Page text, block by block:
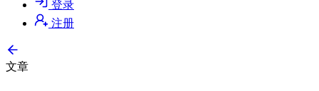
登录
注册
文章